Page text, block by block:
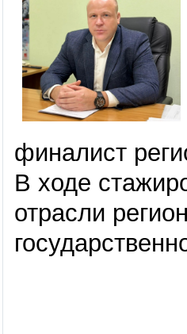
финалист
В ходе
отрасли